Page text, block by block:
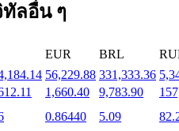
BTR
ลอื่น ๆ
EUR BRL
56,229.88 331,333.36
1,660.40 9,783.90
0.86440 5.09